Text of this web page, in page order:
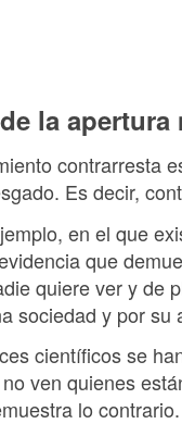
la apertura
contrarresta
Es decir,
en el que
que
quiere ver y de
sociedad y por
científicos se
ven quienes
lo contrario.